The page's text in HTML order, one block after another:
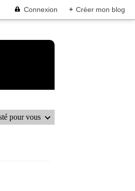
Connexion + Créer mon blog
pour vous